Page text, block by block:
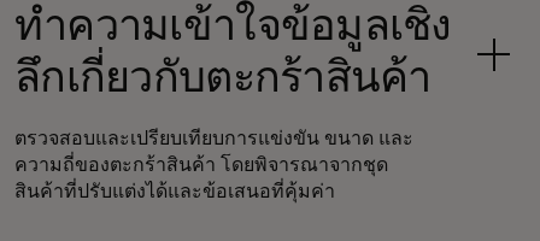
ทำความเข้าใจข้อมูลเชิง
ลึกเกี่ยวกับตะกร้าสินค้า
ตรวจสอบและเปรียบเทียบการแข่งขัน ขนาด และ
ความถี่ของตะกร้าสินค้า โดยพิจารณาจากชุด
สินค้าที่ปรับแต่งได้และข้อเสนอที่คุ้มค่า